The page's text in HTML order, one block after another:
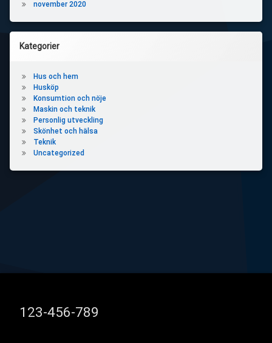
november 2020
Kategorier
Hus och hem
Husköp
Konsumtion och nöje
Maskin och teknik
Personlig utveckling
Skönhet och hälsa
Teknik
Uncategorized
Tel:
123-456-789